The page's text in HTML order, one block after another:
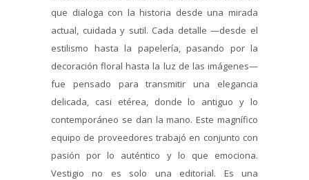
que dialoga con la historia desde una mirada
actual, cuidada y sutil. Cada detalle —desde el
estilismo hasta la papelería, pasando por la
decoración floral hasta la luz de las imágenes—
fue pensado para transmitir una elegancia
delicada, casi etérea, donde lo antiguo y lo
contemporáneo se dan la mano. Este magnífico
equipo de proveedores trabajó en conjunto con
pasión por lo auténtico y lo que emociona.
Vestigio no es solo una editorial. Es una